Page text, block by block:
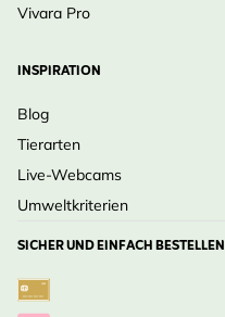
Vivara Pro
INSPIRATION
Blog
Tierarten
Live-Webcams
Umweltkriterien
SICHER UND EINFACH BESTELLEN